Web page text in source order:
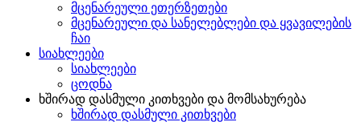
მცენარეული ეთერზეთები
მცენარეული და სანელებლები და ყვავილების
ჩაი
სიახლეები
სიახლეები
ცოდნა
ხშირად დასმული კითხვები და მომსახურება
ხშირად დასმული კითხვები